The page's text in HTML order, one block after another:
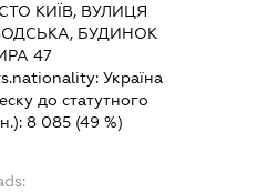
КИЇВ, ВУЛИЦЯ
БУДИНОК
47
Україна
до статутного
8 085 (49 %)